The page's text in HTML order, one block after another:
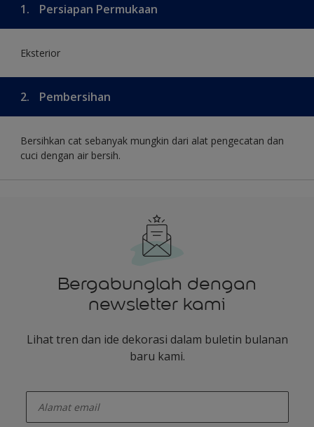
1. Persiapan Permukaan
Eksterior
2. Pembersihan
Bersihkan cat sebanyak mungkin dari alat pengecatan dan
cuci dengan air bersih.
Bergabunglah dengan
newsletter kami
Lihat tren dan ide dekorasi dalam buletin bulanan
baru kami.